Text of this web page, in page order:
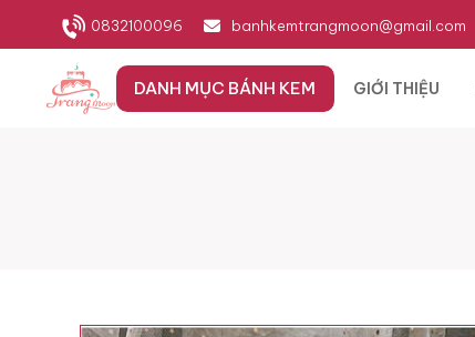
0832100096 banhkemtrangmoon@gmail.com
DANH MỤC BÁNH KEM GIỚI THIỆU